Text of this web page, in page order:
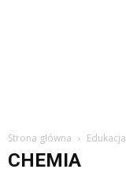
Strona główna Edukacja
CHEMIA